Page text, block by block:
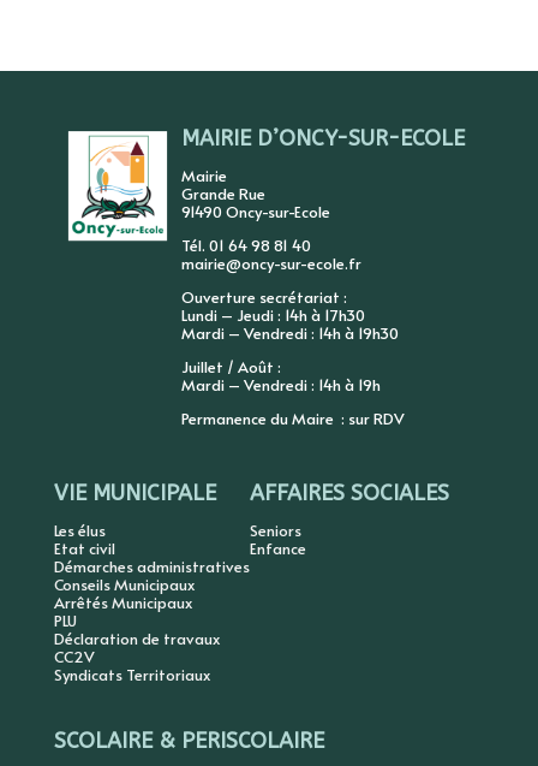
MAIRIE D’ONCY-SUR-ECOLE
Mairie
Grande Rue
91490 Oncy-sur-Ecole
Tél. 01 64 98 81 40
mairie@oncy-sur-ecole.fr
Ouverture secrétariat :
Lundi – Jeudi : 14h à 17h30
Mardi – Vendredi : 14h à 19h30
Juillet / Août :
Mardi – Vendredi : 14h à 19h
Permanence du Maire : sur RDV
VIE MUNICIPALE
Les élus
Etat civil
Démarches administratives
Conseils Municipaux
Arrêtés Municipaux
PLU
Déclaration de travaux
CC2V
Syndicats Territoriaux
AFFAIRES SOCIALES
Seniors
Enfance
SCOLAIRE & PERISCOLAIRE